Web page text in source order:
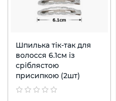
Шпилька тік-так для
волосся 6.1см із
сріблястою
присипкою (2шт)